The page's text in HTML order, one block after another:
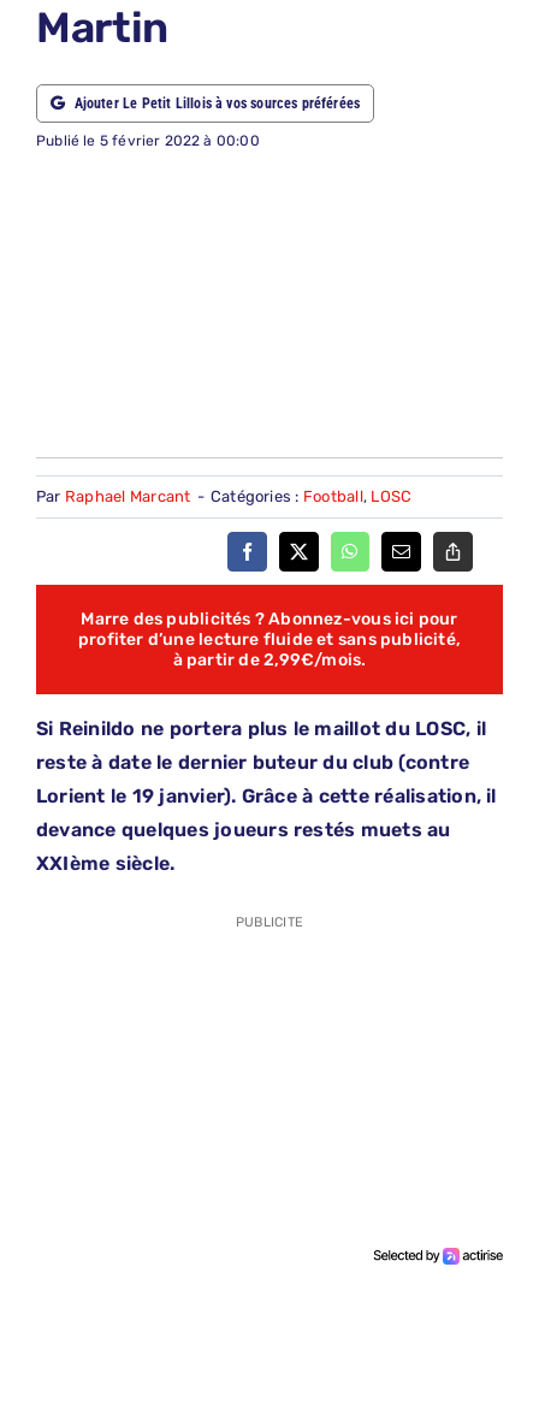
Martin
Ajouter Le Petit Lillois à vos sources préférées
Publié le 5 février 2022 à 00:00
Par Raphael Marcant - Catégories : Football, LOSC
Marre des publicités ? Abonnez-vous ici pour
profiter d’une lecture fluide et sans publicité,
à partir de 2,99€/mois.
Si Reinildo ne portera plus le maillot du LOSC, il
reste à date le dernier buteur du club (contre
Lorient le 19 janvier). Grâce à cette réalisation, il
devance quelques joueurs restés muets au
XXIème siècle.
PUBLICITE